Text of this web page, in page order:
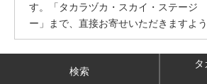
す。「タカラヅカ・スカイ・ステージ
ー」まで、直接お寄せいただきますよ
検索